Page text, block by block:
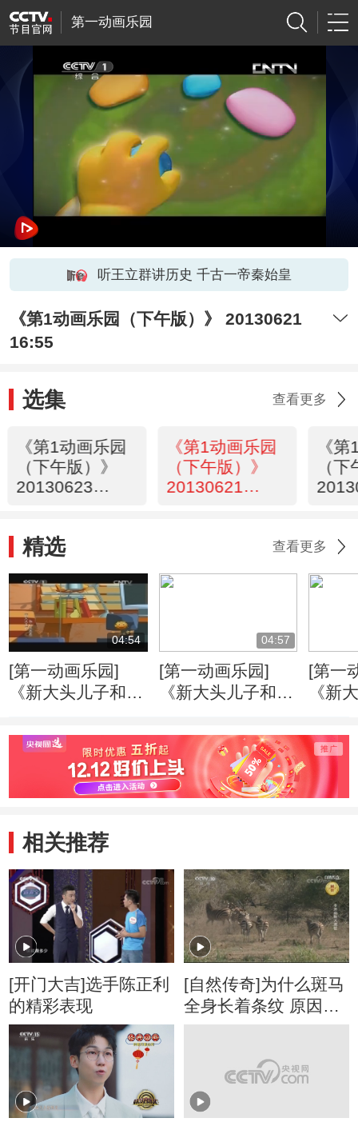
第一动画乐园
听王立群讲历史 千古一帝秦始皇
《第1动画乐园（下午版）》 20130621
16:55
选集 查看更多
《第1动画乐园
（下午版）》
20130623
《第1动画乐园
（下午版）》
20130621
《
（
精选 查看更多
04:54
[第一动画乐园]
《新大头儿子和小
季） 梨子争夺战
04:57
[第一动画乐园]
《新大头儿子和小
季） 有条理的一
家子
[第一
《新
季）
行家
相关推荐
[开门大吉]选手陈正利
的精彩表现
[自然传奇]为什么斑马
全身长着条纹 原因你
肯定想不到